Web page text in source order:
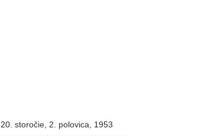
20. storočie, 2. polovica, 1953